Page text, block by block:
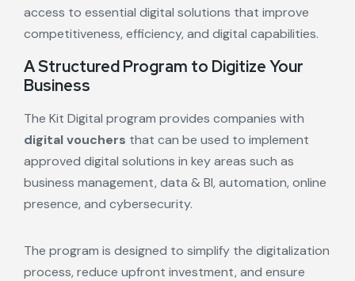
access to essential digital solutions that improve
competitiveness, efficiency, and digital capabilities.
A Structured Program to Digitize Your
Business
The Kit Digital program provides companies with
digital vouchers that can be used to implement
approved digital solutions in key areas such as
business management, data & BI, automation, online
presence, and cybersecurity.
The program is designed to simplify the digitalization
process, reduce upfront investment, and ensure